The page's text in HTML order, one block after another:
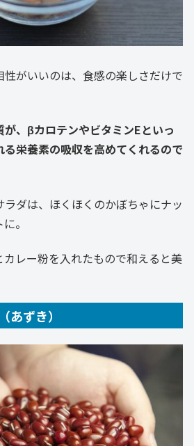
がいいのは、食感の楽しさだけで
、βカロテンやビタミンEといっ
栄養素の吸収を高めてくれるので
ダは、ほくほくのかぼちゃにナッ
。
レー粉を入れたもので和えると美
ずき）